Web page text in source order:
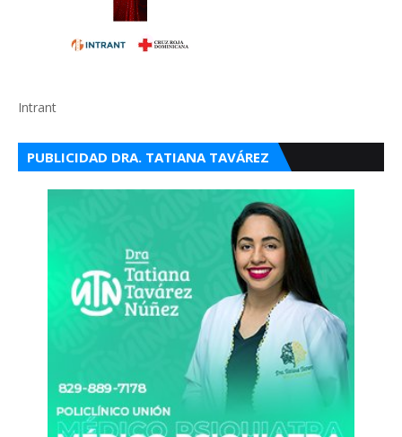
Intrant
PUBLICIDAD DRA. TATIANA TAVÁREZ